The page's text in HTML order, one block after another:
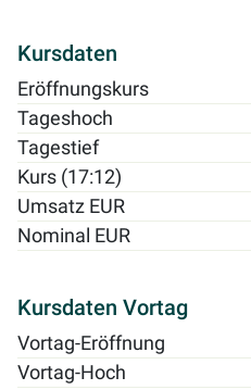
Kursdaten
Eröffnungskurs
Tageshoch
Tagestief
Kurs (17:12)
Umsatz EUR
Nominal EUR
Kursdaten Vortag
Vortag-Eröffnung
Vortag-Hoch